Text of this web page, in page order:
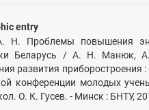
entry
Н. Проблемы повышения
Беларусь / А. Н. Манюк,
развития
конференции молодых
О. К. Гусев. - Минск : БНТУ,